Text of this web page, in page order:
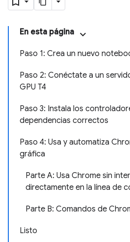
En esta página
Paso 1: Crea un nuevo
Paso 2: Conéctate a un
GPU T4
Paso 3: Instala los
dependencias correctos
Paso 4: Usa y automatiza
gráfica
Parte A: Usa Chrome sin
directamente en la línea de
Parte B: Comandos de
Listo